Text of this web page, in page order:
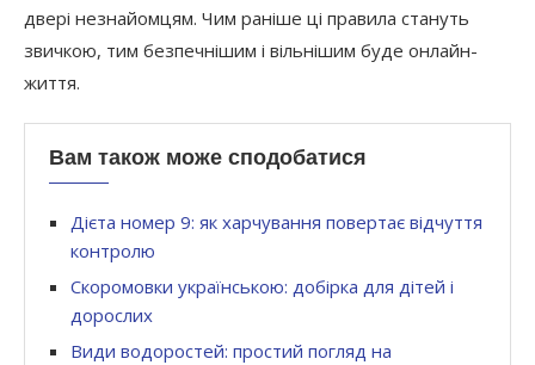
двері незнайомцям. Чим раніше ці правила стануть
звичкою, тим безпечнішим і вільнішим буде онлайн-
життя.
Вам також може сподобатися
Дієта номер 9: як харчування повертає відчуття
контролю
Скоромовки українською: добірка для дітей і
дорослих
Види водоростей: простий погляд на